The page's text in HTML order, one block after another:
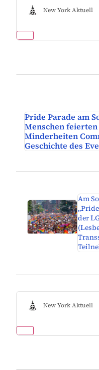
New York Aktuell
Pride Parade am
Menschen feierten
Minderheiten
Geschichte des
Am
der
New York Aktuell